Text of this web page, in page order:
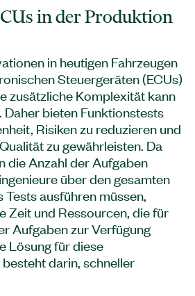
in der Produktion
in heutigen Fahrzeugen
Steuergeräten (ECUs)
zusätzliche Komplexität kann
Daher bieten Funktionstests
Risiken zu reduzieren und
zu gewährleisten. Da
die Anzahl der Aufgaben
über den gesamten
ausführen müssen,
Zeit und Ressourcen, die für
Aufgaben zur Verfügung
Lösung für diese
darin, schneller